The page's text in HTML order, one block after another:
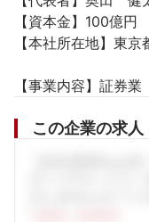
【資本金】100億円
【本社所在地】東
【事業内容】証券業
この企業の求人